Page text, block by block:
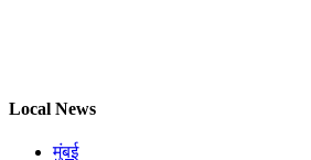
Local News
मुंबई